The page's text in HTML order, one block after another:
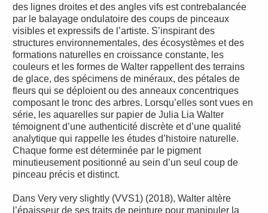
des lignes droites et des angles vifs est contrebalancée
par le balayage ondulatoire des coups de pinceaux
visibles et expressifs de l’artiste. S’inspirant des
structures environnementales, des écosystèmes et des
formations naturelles en croissance constante, les
couleurs et les formes de Walter rappellent des terrains
de glace, des spécimens de minéraux, des pétales de
fleurs qui se déploient ou des anneaux concentriques
composant le tronc des arbres. Lorsqu’elles sont vues en
série, les aquarelles sur papier de Julia Lia Walter
témoignent d’une authenticité discrète et d’une qualité
analytique qui rappelle les études d’histoire naturelle.
Chaque forme est déterminée par le pigment
minutieusement positionné au sein d’un seul coup de
pinceau précis et distinct.
Dans Very very slightly (VVS1) (2018), Walter altère
l’épaisseur de ses traits de peinture pour manipuler la